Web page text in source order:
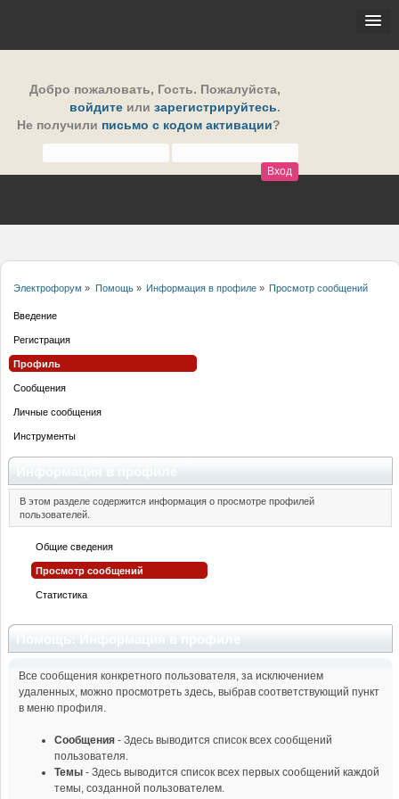
Добро пожаловать, Гость. Пожалуйста,
войдите или зарегистрируйтесь.
Не получили письмо с кодом активации?
Электрофорум » Помощь» Информация в профиле» Просмотр сообщений
Введение
Регистрация
Профиль
Сообщения
Личные сообщения
Инструменты
В этом разделе содержится информация о просмотре профилей
пользователей.
Общие сведения
Просмотр сообщений
Статистика
Все сообщения конкретного пользователя, за исключением
удаленных, можно просмотреть здесь, выбрав соответствующий пункт
в меню профиля.
Сообщения - Здесь выводится список всех сообщений
пользователя.
Темы - Здесь выводится список всех первых сообщений каждой
темы, созданной пользователем.